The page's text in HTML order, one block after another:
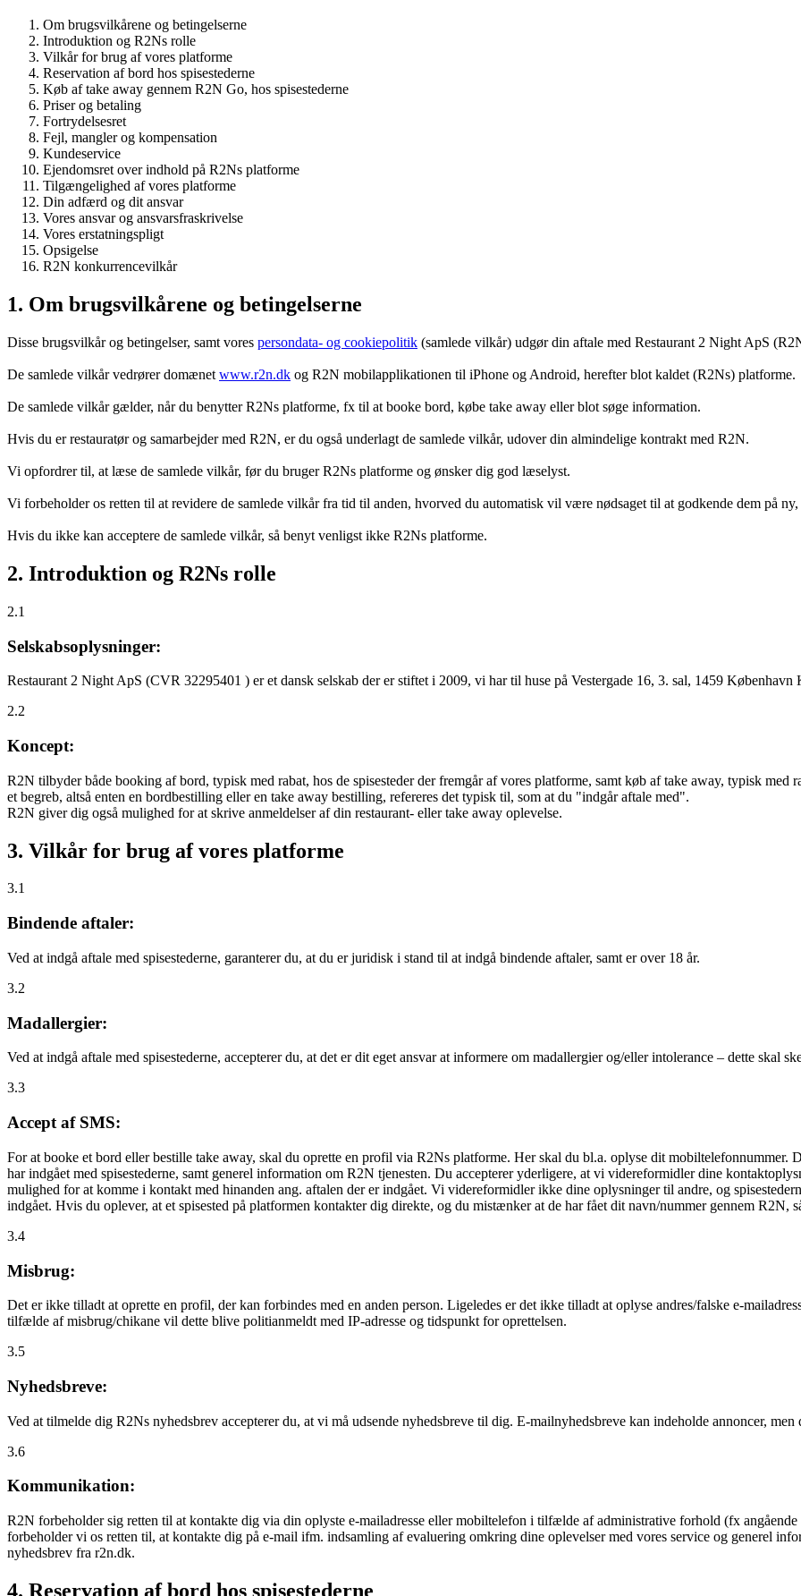
Om brugsvilkårene og betingelserne
Introduktion og R2Ns rolle
Vilkår for brug af vores platforme
Reservation af bord hos spisestederne
Køb af take away gennem R2N Go, hos spisestederne
Priser og betaling
Fortrydelsesret
Fejl, mangler og kompensation
Kundeservice
Ejendomsret over indhold på R2Ns platforme
Tilgængelighed af vores platforme
Din adfærd og dit ansvar
Vores ansvar og ansvarsfraskrivelse
Vores erstatningspligt
Opsigelse
R2N konkurrencevilkår
1. Om brugsvilkårene og betingelserne
Disse brugsvilkår og betingelser, samt vores persondata- og cookiepolitik (samlede vilkår) udgør din aftale med Restaurant 2 Night ApS
De samlede vilkår vedrører domænet www.r2n.dk og R2N mobilapplikationen til iPhone og Android, herefter blot kaldet (R2Ns) platforme.
De samlede vilkår gælder, når du benytter R2Ns platforme, fx til at booke bord, købe take away eller blot søge information.
Hvis du er restauratør og samarbejder med R2N, er du også underlagt de samlede vilkår, udover din almindelige kontrakt med R2N.
Vi opfordrer til, at læse de samlede vilkår, før du bruger R2Ns platforme og ønsker dig god læselyst.
Vi forbeholder os retten til at revidere de samlede vilkår fra tid til anden, hvorved du automatisk vil være nødsaget til at godkende dem på
Hvis du ikke kan acceptere de samlede vilkår, så benyt venligst ikke R2Ns platforme.
2. Introduktion og R2Ns rolle
2.1
Selskabsoplysninger:
Restaurant 2 Night ApS (CVR 32295401 ) er et dansk selskab der er stiftet i 2009, vi har til huse på Vestergade 16, 3. sal, 1459 København
2.2
Koncept:
R2N tilbyder både booking af bord, typisk med rabat, hos de spisesteder der fremgår af vores platforme, samt køb af take away, typisk med
et begreb, altså enten en bordbestilling eller en take away bestilling, refereres det typisk til, som at du "indgår aftale med".
R2N giver dig også mulighed for at skrive anmeldelser af din restaurant- eller take away oplevelse.
3. Vilkår for brug af vores platforme
3.1
Bindende aftaler:
Ved at indgå aftale med spisestederne, garanterer du, at du er juridisk i stand til at indgå bindende aftaler, samt er over 18 år.
3.2
Madallergier:
Ved at indgå aftale med spisestederne, accepterer du, at det er dit eget ansvar at informere om madallergier og/eller intolerance – dette skal
3.3
Accept af SMS:
For at booke et bord eller bestille take away, skal du oprette en profil via R2Ns platforme. Her skal du bl.a. oplyse dit mobiltelefonnummer.
har indgået med spisestederne, samt generel information om R2N tjenesten. Du accepterer yderligere, at vi videreformidler dine
mulighed for at komme i kontakt med hinanden ang. aftalen der er indgået. Vi videreformidler ikke dine oplysninger til andre, og
indgået. Hvis du oplever, at et spisested på platformen kontakter dig direkte, og du mistænker at de har fået dit navn/nummer gennem R2N,
3.4
Misbrug:
Det er ikke tilladt at oprette en profil, der kan forbindes med en anden person. Ligeledes er det ikke tilladt at oplyse andres/falske e-
tilfælde af misbrug/chikane vil dette blive politianmeldt med IP-adresse og tidspunkt for oprettelsen.
3.5
Nyhedsbreve:
Ved at tilmelde dig R2Ns nyhedsbrev accepterer du, at vi må udsende nyhedsbreve til dig. E-mailnyhedsbreve kan indeholde annoncer,
3.6
Kommunikation:
R2N forbeholder sig retten til at kontakte dig via din oplyste e-mailadresse eller mobiltelefon i tilfælde af administrative forhold (fx
forbeholder vi os retten til, at kontakte dig på e-mail ifm. indsamling af evaluering omkring dine oplevelser med vores service og generel
nyhedsbrev fra r2n.dk.
4. Reservation af bord hos spisestederne